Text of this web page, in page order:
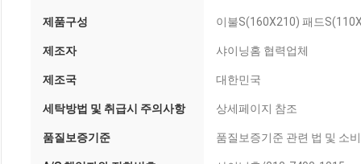
제품구성 이불S(160X210) 패드
제조자 샤이닝홈 협력업체
제조국 대한민국
세탁방법 및 취급시 주의사항 상세페이지 참조
품질보증기준 품질보증기준 관련 법 및 소